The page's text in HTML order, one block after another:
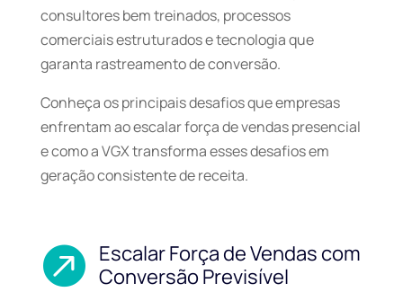
consultores bem treinados, processos
comerciais estruturados e tecnologia que
garanta rastreamento de conversão.
Conheça os principais desafios que empresas
enfrentam ao escalar força de vendas presencial
e como a VGX transforma esses desafios em
geração consistente de receita.
 Escalar Força de Vendas com
Conversão Previsível